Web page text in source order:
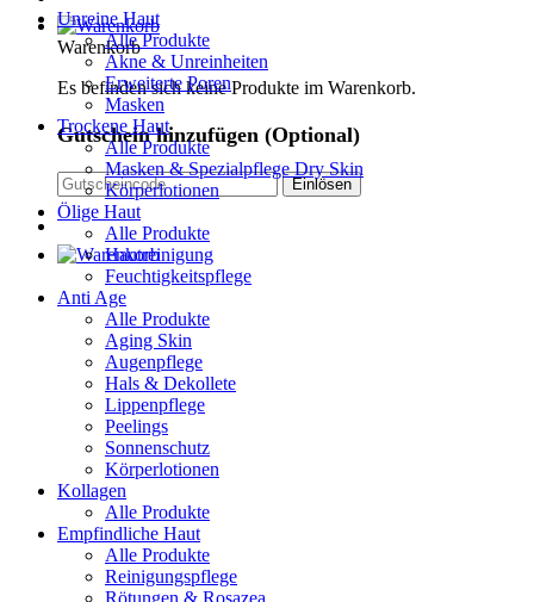
Warenkorb
Es befinden sich keine Produkte im Warenkorb.
Gutschein hinzufügen (Optional)
Unreine Haut
Alle Produkte
Akne & Unreinheiten
Erweiterte Poren
Masken
Trockene Haut
Alle Produkte
Masken & Spezialpflege Dry Skin
Körperlotionen
Ölige Haut
Alle Produkte
Hautreinigung
Feuchtigkeitspflege
Anti Age
Alle Produkte
Aging Skin
Augenpflege
Hals & Dekollete
Lippenpflege
Peelings
Sonnenschutz
Körperlotionen
Kollagen
Alle Produkte
Empfindliche Haut
Alle Produkte
Reinigungspflege
Rötungen & Rosazea